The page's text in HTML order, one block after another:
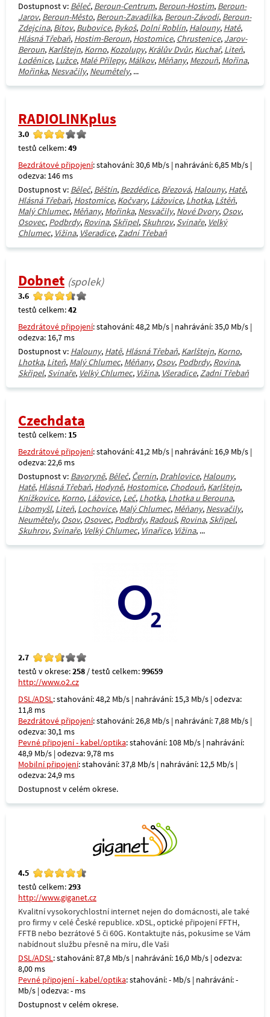
Dostupnost v: Běleč, Beroun-Centrum, Beroun-Hostim, Beroun-
Jarov, Beroun-Město, Beroun-Zavadilka, Beroun-Závodí, Beroun-
Zdejcina, Bítov, Bubovice, Bykoš, Dolní Roblín, Halouny, Hatě,
Hlásná Třebaň, Hostim-Beroun, Hostomice, Chrustenice, Jarov-
Beroun, Karlštejn, Korno, Kozolupy, Králův Dvůr, Kuchař, Liteň,
Loděnice, Lužce, Malé Přílepy, Málkov, Měňany, Mezouň, Mořina,
Mořinka, Nesvačily, Neumětely, ...
RADIOLINKplus
3.0
testů celkem:49
Bezdrátové připojení: stahování: 30,6 Mb/s | nahrávání: 6,85 Mb/s |
odezva: 146 ms
Dostupnost v: Běleč, Běštín, Bezdědice, Březová, Halouny, Hatě,
Hlásná Třebaň, Hostomice, Kočvary, Lážovice, Lhotka, Lštěň,
Malý Chlumec, Měňany, Mořinka, Nesvačily, Nové Dvory, Osov,
Osovec, Podbrdy, Rovina, Skřipel, Skuhrov, Svinaře, Velký
Chlumec, Vižina, Všeradice,Zadní Třebaň
Dobnet (spolek)
3.6
testů celkem:42
Bezdrátové připojení: stahování: 48,2 Mb/s | nahrávání: 35,0 Mb/s |
odezva: 16,7 ms
Dostupnost v: Halouny, Hatě, Hlásná Třebaň, Karlštejn, Korno,
Lhotka, Liteň, Malý Chlumec, Měňany, Osov, Podbrdy, Rovina,
Skřipel, Svinaře, Velký Chlumec, Vižina, Všeradice,Zadní Třebaň
Czechdata
testů celkem: 15
Bezdrátové připojení: stahování: 41,2 Mb/s | nahrávání: 16,9 Mb/s |
odezva: 22,6 ms
Dostupnost v: Bavoryně, Běleč, Černín, Drahlovice, Halouny,
Hatě, Hlásná Třebaň, Hodyně, Hostomice, Chodouň, Karlštejn,
Knížkovice, Korno, Lážovice, Leč, Lhotka, Lhotka u Berouna,
Libomyšl, Liteň, Lochovice, Malý Chlumec, Měňany, Nesvačily,
Neumětely, Osov, Osovec, Podbrdy, Radouš, Rovina, Skřipel,
Skuhrov, Svinaře, Velký Chlumec, Vinařice, Vižina, ...
2.7
testů v okrese:258 / testů celkem:99659
http://www.o2.cz
DSL/ADSL: stahování: 48,2 Mb/s | nahrávání: 15,3 Mb/s | odezva:
11,8 ms
Bezdrátové připojení: stahování: 26,8 Mb/s | nahrávání: 7,88 Mb/s |
odezva: 30,1 ms
Pevné připojení - kabel/optika: stahování: 108 Mb/s | nahrávání:
48,9 Mb/s | odezva: 9,78 ms
Mobilní připojení: stahování: 37,8 Mb/s | nahrávání: 12,5 Mb/s |
odezva: 24,9 ms
Dostupnost v celém okrese.
4.5
testů celkem:293
http://www.giganet.cz
Kvalitní vysokorychlostní internet nejen do domácnosti, ale také
pro firmy v celé České republice. xDSL, optické připojení FFTH,
FFTB nebo bezrátové 5 či 60G. Kontaktujte nás, pokusíme se Vám
nabídnout službu přesně na míru, dle Vaši
DSL/ADSL: stahování: 87,8 Mb/s | nahrávání: 16,0 Mb/s | odezva:
8,00 ms
Pevné připojení - kabel/optika: stahování: - Mb/s | nahrávání: -
Mb/s | odezva: - ms
Dostupnost v celém okrese.